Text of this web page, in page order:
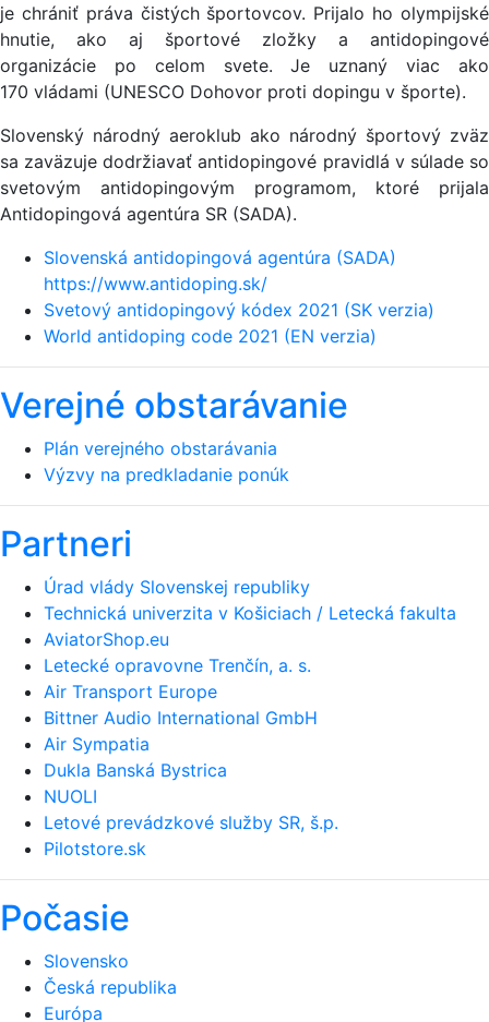
je chrániť práva čistých športovcov. Prijalo ho olympijské
hnutie, ako aj športové zložky a antidopingové
organizácie po celom svete. Je uznaný viac ako
170 vládami (UNESCO Dohovor proti dopingu v športe).
Slovenský národný aeroklub ako národný športový zväz
sa zaväzuje dodržiavať antidopingové pravidlá v súlade so
svetovým antidopingovým programom, ktoré prijala
Antidopingová agentúra SR (SADA).
Slovenská antidopingová agentúra (SADA)
https://www.antidoping.sk/
Svetový antidopingový kódex 2021 (SK verzia)
World antidoping code 2021 (EN verzia)
Verejné obstarávanie
Plán verejného obstarávania
Výzvy na predkladanie ponúk
Partneri
Úrad vlády Slovenskej republiky
Technická univerzita v Košiciach / Letecká fakulta
AviatorShop.eu
Letecké opravovne Trenčín, a. s.
Air Transport Europe
Bittner Audio International GmbH
Air Sympatia
Dukla Banská Bystrica
NUOLI
Letové prevádzkové služby SR, š.p.
Pilotstore.sk
Počasie
Slovensko
Česká republika
Európa